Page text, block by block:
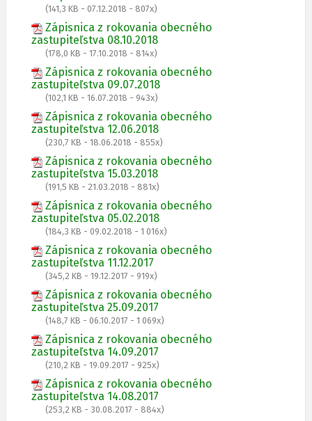
(141,3 KB - 07.12.2018 - 807x)
Zápisnica z rokovania obecného
zastupiteľstva 08.10.2018
(178,0 KB - 17.10.2018 - 814x)
Zápisnica z rokovania obecného
zastupiteľstva 09.07.2018
(102,1 KB - 16.07.2018 - 943x)
Zápisnica z rokovania obecného
zastupiteľstva 12.06.2018
(230,7 KB - 18.06.2018 - 855x)
Zápisnica z rokovania obecného
zastupiteľstva 15.03.2018
(191,5 KB - 21.03.2018 - 881x)
Zápisnica z rokovania obecného
zastupiteľstva 05.02.2018
(184,3 KB - 09.02.2018 - 1 016x)
Zápisnica z rokovania obecného
zastupiteľstva 11.12.2017
(345,2 KB - 19.12.2017 - 919x)
Zápisnica z rokovania obecného
zastupiteľstva 25.09.2017
(148,7 KB - 06.10.2017 - 1 069x)
Zápisnica z rokovania obecného
zastupiteľstva 14.09.2017
(210,2 KB - 19.09.2017 - 925x)
Zápisnica z rokovania obecného
zastupiteľstva 14.08.2017
(253,2 KB - 30.08.2017 - 884x)